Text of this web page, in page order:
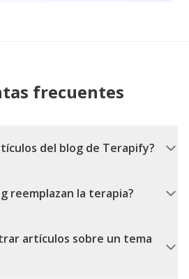
frecuentes
del blog de Terapify?
reemplazan la terapia?
artículos sobre un tema